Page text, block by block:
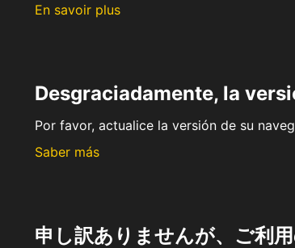
En savoir plus
Desgraciadamente, la
Por favor, actualice la versión de su
Saber más
申し訳ありませんが、ご利